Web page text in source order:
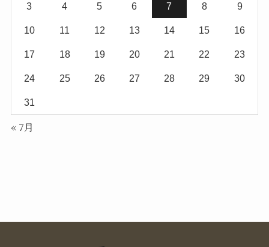
3 4 5 6 7 8 9
10 11 12 13 14 15 16
17 18 19 20 21 22 23
24 25 26 27 28 29 30
31
« 7月